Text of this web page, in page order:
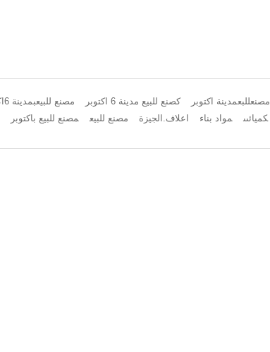
مصنعللبعمدينة اكتوبر كصنع للبيع مدينة 6 اكتوبر مصنع للبيعبمدينة 6اكتوبر
كميائىى مواد بناء اعلاف.الجيزة مصنع للبيع مصنع للبيع باكتوبر